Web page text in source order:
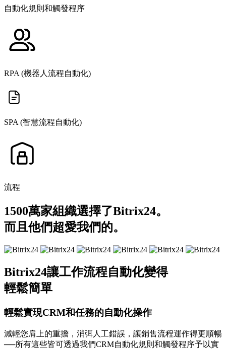
自動化規則和觸發程序
RPA (機器人流程自動化)
SPA (智慧流程自動化)
流程
1500萬家組織選擇了Bitrix24。
而且他們超愛我們的。
Bitrix24讓工作流程自動化變得
輕鬆簡單
輕鬆實現CRM和任務的自動化操作
減輕您肩上的重擔，消弭人工錯誤，讓銷售流程運作得更順暢
──所有這些皆可透過我們CRM自動化規則和觸發程序予以實